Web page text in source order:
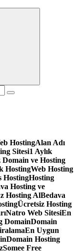
HostingAlan Adı
Sitesi1 Aylık
Domain ve Hosting
HostingWeb Hosting
HostingHosting
Hosting ve
Hosting AlBedava
Ücretsiz Hosting
Natro Web SitesiEn
DomainDomain
En Uygun
Domain Hosting
Somee Free